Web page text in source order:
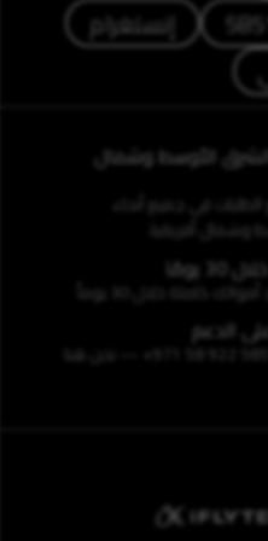
إنستغرام
الأوسط وشمال
في جميع أنحاء
وشمال أفريقيا.
يومًا
كاملة خلال 30 يوماً
الدعم
اتصل بنا على الرقم 5851 922 58 971+ — نحن هنا